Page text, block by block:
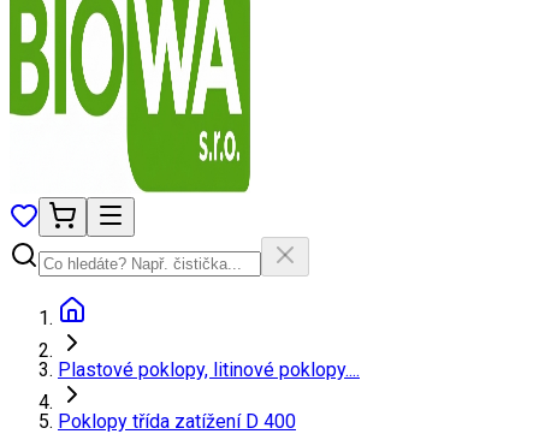
Plastové poklopy, litinové poklopy....
Poklopy třída zatížení D 400